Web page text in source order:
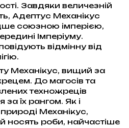
Завдяки величезній
Адептус Механікус
союзною імперією,
Імперіуму.
відмінну від
Механікус, вищий за
До магосів та
техножреців
їх рангом. Як і
природі Механікус,
носять роби, найчастіше